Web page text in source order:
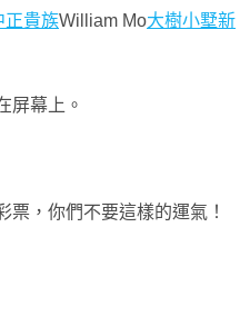
正貴族William Mo大樹小墅新
屏幕上。
票，你們不要這樣的運氣！